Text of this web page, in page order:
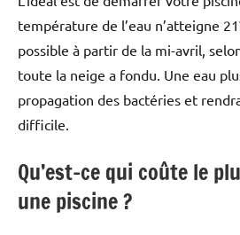
température de l’eau n’atteigne
possible à partir de la mi-avril,
toute la neige a fondu. Une eau
propagation des bactéries et
difficile.
Qu’est-ce qui coûte le
une piscine ?